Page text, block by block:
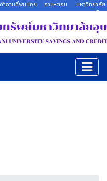
คำถามที่พบบ่อย ถาม-ตอบ
มหาวิทยาลัย
อุบลราชธานี